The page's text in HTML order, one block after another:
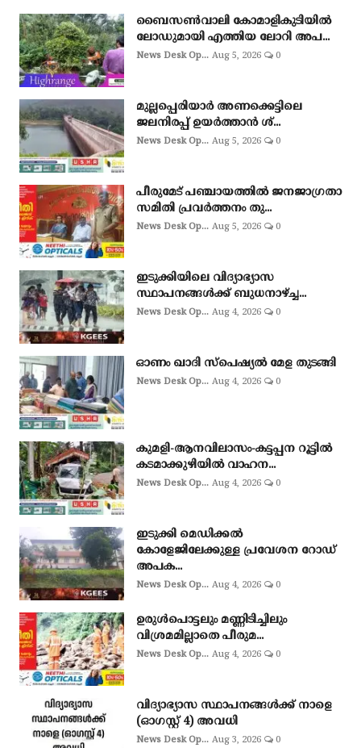
ബൈസണ്‍വാലി കോമാളികുടിയില്‍
ലോഡുമായി എത്തിയ ലോറി അപ...
News Desk Op... Aug 5, 2026 0
മുല്ലപ്പെരിയാർ അണക്കെട്ടിലെ
ജലനിരപ്പ് ഉയർത്താൻ ശ്...
News Desk Op... Aug 5, 2026 0
പീരുമേട് പഞ്ചായത്തിൽ ജനജാഗ്രതാ
സമിതി പ്രവർത്തനം തു...
News Desk Op... Aug 5, 2026 0
ഇടുക്കിയിലെ വിദ്യാഭ്യാസ
സ്ഥാപനങ്ങൾക്ക് ബുധനാഴ്ച്ച...
News Desk Op... Aug 4, 2026 0
ഓണം ഖാദി സ്‌പെഷ്യല്‍ മേള തുടങ്ങി
News Desk Op... Aug 4, 2026 0
കുമളി-ആനവിലാസം-കട്ടപ്പന റൂട്ടിൽ
കടമാക്കുഴിയിൽ വാഹന...
News Desk Op... Aug 4, 2026 0
ഇടുക്കി മെഡിക്കൽ
കോളേജിലേക്കുള്ള പ്രവേശന റോഡ്
അപക...
News Desk Op... Aug 4, 2026 0
ഉരുള്‍പൊട്ടലും മണ്ണിടിച്ചിലും
വിശ്രമമില്ലാതെ പീരുമ...
News Desk Op... Aug 4, 2026 0
വിദ്യാഭ്യാസ സ്ഥാപനങ്ങൾക്ക് നാളെ
(ഓഗസ്റ്റ് 4) അവധി
News Desk Op... Aug 3, 2026 0